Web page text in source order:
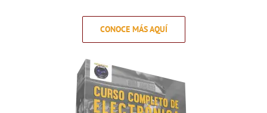
CONOCE MÁS AQUÍ